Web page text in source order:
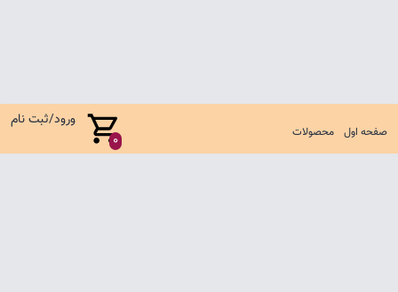
صفحه اول محصولات 0
ورود/ثبت نام